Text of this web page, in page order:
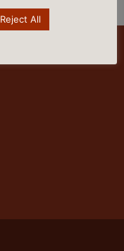
Reject All